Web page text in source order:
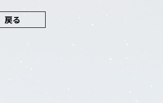
戻る